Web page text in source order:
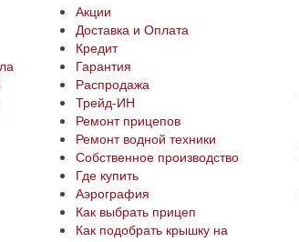
Акции
Доставка и Оплата
Кредит
Гарантия
Распродажа
Трейд-ИН
Ремонт прицепов
Ремонт водной техники
Собственное производство
Где купить
Аэрография
Как выбрать прицеп
Как подобрать крышку на